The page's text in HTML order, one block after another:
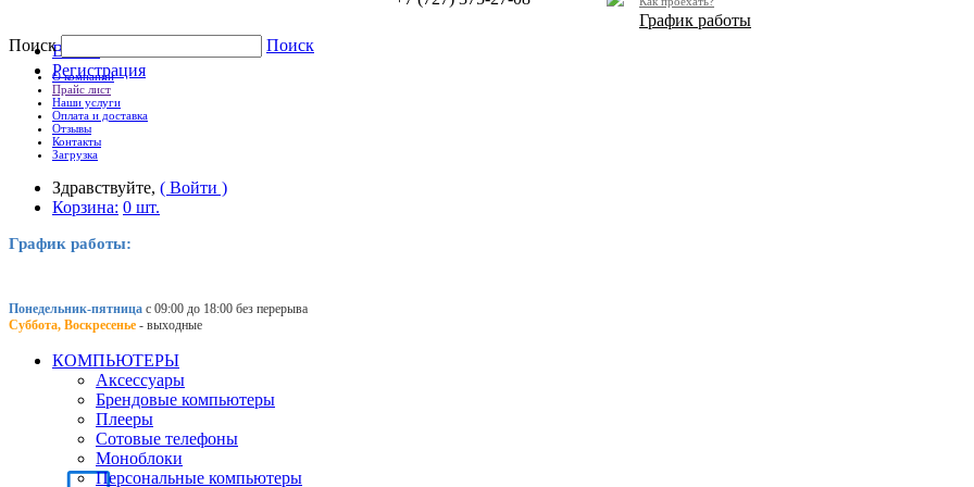
График работы
Войти
Регистрация
Поиск Поиск
О компании
Прайс лист
Наши услуги
Оплата и доставка
Отзывы
Контакты
Загрузка
Здравствуйте, ( Войти )
Корзина: 0 шт.
График работы:
Понедельник-пятница с 09:00 до 18:00 без перерыва
Суббота, Воскресенье - выходные
КОМПЬЮТЕРЫ
Аксессуары
Брендовые компьютеры
Плееры
Сотовые телефоны
Моноблоки
Персональные компьютеры